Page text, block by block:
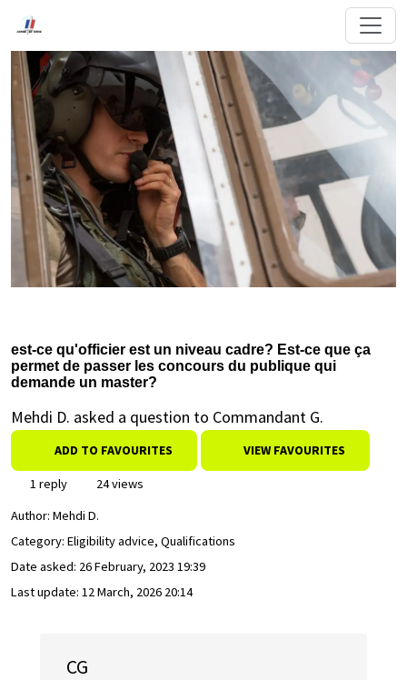
est-ce qu'officier est un niveau cadre? Est-ce que ça
permet de passer les concours du publique qui
demande un master?
Mehdi D. asked a question to Commandant G.
ADD TO FAVOURITES VIEW FAVOURITES
1 reply
24 views
Author: Mehdi D.
Category: Eligibility advice, Qualifications
Date asked: 26 February, 2023 19:39
Last update: 12 March, 2026 20:14
CG